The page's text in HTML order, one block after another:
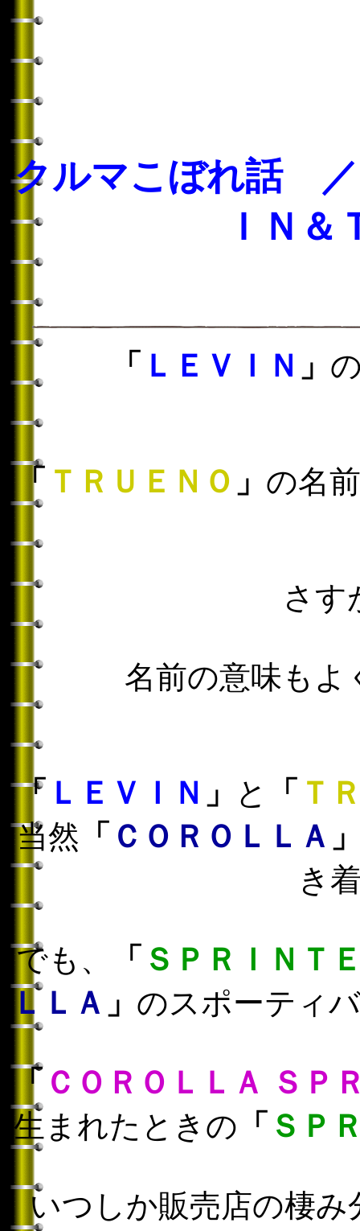
クルマこぼれ話
ＩＮ＆
「 ＬＥＶＩＮ 」
「 ＴＲＵＥＮＯ 」 の名
さす
名前の意味もよ
「 ＬＥＶＩＮ 」 と 「 Ｔ
当然 「 ＣＯＲＯＬＬＡ
き
でも、 「 ＳＰＲＩＮＴ
ＬＬＡ 」 のスポーティ
「 ＣＯＲＯＬＬＡ ＳＰ
生まれたときの 「 ＳＰ
いつしか販売店の棲み